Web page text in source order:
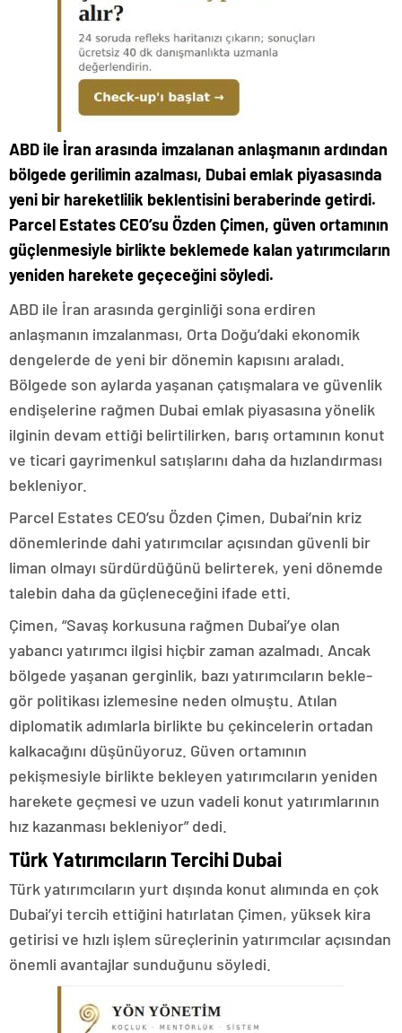
ABD ile İran arasında imzalanan anlaşmanın ardından
bölgede gerilimin azalması, Dubai emlak piyasasında
yeni bir hareketlilik beklentisini beraberinde getirdi.
Parcel Estates CEO’su Özden Çimen, güven ortamının
güçlenmesiyle birlikte beklemede kalan yatırımcıların
yeniden harekete geçeceğini söyledi.
ABD ile İran arasında gerginliği sona erdiren
anlaşmanın imzalanması, Orta Doğu’daki ekonomik
dengelerde de yeni bir dönemin kapısını araladı.
Bölgede son aylarda yaşanan çatışmalara ve güvenlik
endişelerine rağmen Dubai emlak piyasasına yönelik
ilginin devam ettiği belirtilirken, barış ortamının konut
ve ticari gayrimenkul satışlarını daha da hızlandırması
bekleniyor.
Parcel Estates CEO’su Özden Çimen, Dubai’nin kriz
dönemlerinde dahi yatırımcılar açısından güvenli bir
liman olmayı sürdürdüğünü belirterek, yeni dönemde
talebin daha da güçleneceğini ifade etti.
Çimen, “Savaş korkusuna rağmen Dubai’ye olan
yabancı yatırımcı ilgisi hiçbir zaman azalmadı. Ancak
bölgede yaşanan gerginlik, bazı yatırımcıların bekle-
gör politikası izlemesine neden olmuştu. Atılan
diplomatik adımlarla birlikte bu çekincelerin ortadan
kalkacağını düşünüyoruz. Güven ortamının
pekişmesiyle birlikte bekleyen yatırımcıların yeniden
harekete geçmesi ve uzun vadeli konut yatırımlarının
hız kazanması bekleniyor” dedi.
Türk Yatırımcıların Tercihi Dubai
Türk yatırımcıların yurt dışında konut alımında en çok
Dubai’yi tercih ettiğini hatırlatan Çimen, yüksek kira
getirisi ve hızlı işlem süreçlerinin yatırımcılar açısından
önemli avantajlar sunduğunu söyledi.